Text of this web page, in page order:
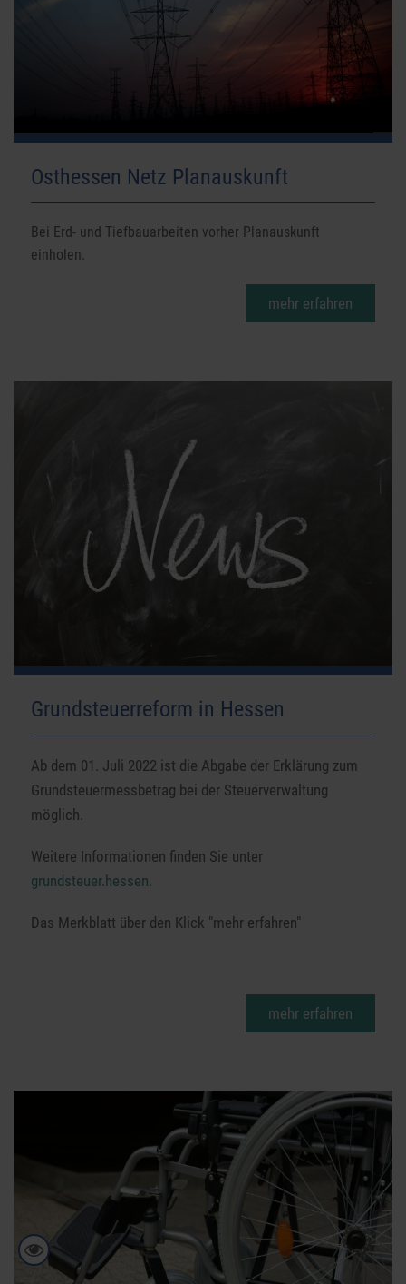
Osthessen Netz Planauskunft
Bei Erd- und Tiefbauarbeiten vorher Planauskunft
einholen.
mehr erfahren
Grundsteuerreform in Hessen
Ab dem 01. Juli 2022 ist die Abgabe der Erklärung zum
Grundsteuermessbetrag bei der Steuerverwaltung
möglich.
Weitere Informationen finden Sie unter
grundsteuer.hessen.
Das Merkblatt über den Klick "mehr erfahren"
mehr erfahren